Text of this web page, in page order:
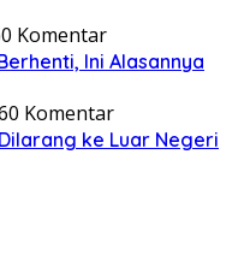
0 Komentar
Ini Alasannya
0 Komentar
ke Luar Negeri